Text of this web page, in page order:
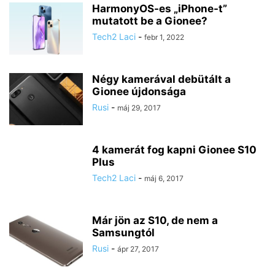
HarmonyOS-es „iPhone-t”
mutatott be a Gionee?
Tech2 Laci - febr 1, 2022
Négy kamerával debütált a
Gionee újdonsága
Rusi - máj 29, 2017
4 kamerát fog kapni Gionee S10
Plus
Tech2 Laci - máj 6, 2017
Már jön az S10, de nem a
Samsungtól
Rusi - ápr 27, 2017